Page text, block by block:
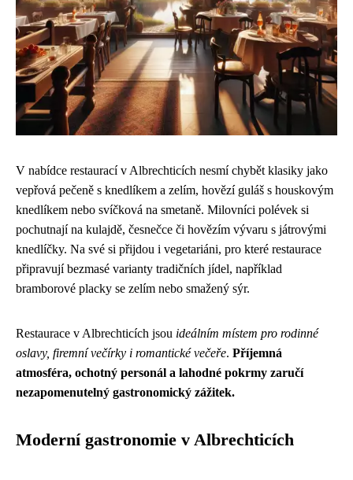
V nabídce restaurací v Albrechticích nesmí chybět klasiky jako
vepřová pečeně s knedlíkem a zelím, hovězí guláš s houskovým
knedlíkem nebo svíčková na smetaně. Milovníci polévek si
pochutnají na kulajdě, česnečce či hovězím vývaru s játrovými
knedlíčky. Na své si přijdou i vegetariáni, pro které restaurace
připravují bezmasé varianty tradičních jídel, například
bramborové placky se zelím nebo smažený sýr.
Restaurace v Albrechticích jsou ideálním místem pro rodinné
oslavy, firemní večírky i romantické večeře. Příjemná
atmosféra, ochotný personál a lahodné pokrmy zaručí
nezapomenutelný gastronomický zážitek.
Moderní gastronomie v Albrechticích